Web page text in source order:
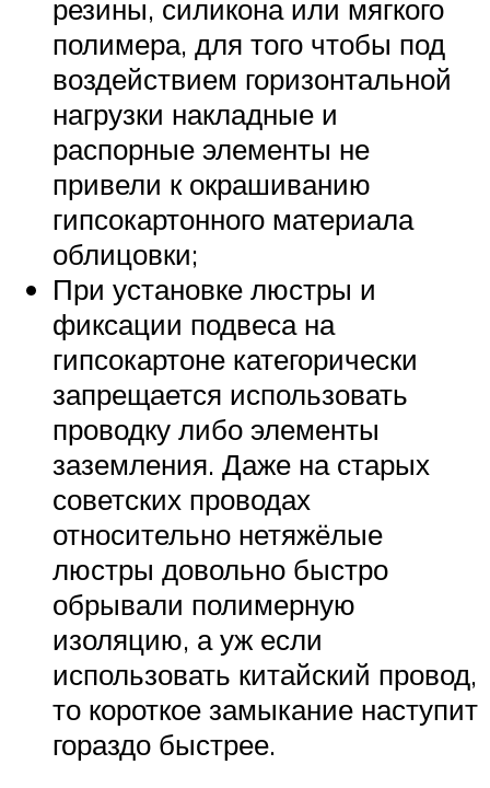
резины, силикона или мягкого
полимера, для того чтобы под
воздействием горизонтальной
нагрузки накладные и
распорные элементы не
привели к окрашиванию
гипсокартонного материала
облицовки;
При установке люстры и
фиксации подвеса на
гипсокартоне категорически
запрещается использовать
проводку либо элементы
заземления. Даже на старых
советских проводах
относительно нетяжёлые
люстры довольно быстро
обрывали полимерную
изоляцию, а уж если
использовать китайский провод,
то короткое замыкание наступит
гораздо быстрее.